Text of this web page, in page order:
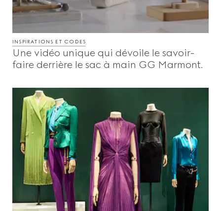
INSPIRATIONS ET CODES
Une vidéo unique qui dévoile le savoir-
faire derrière le sac à main GG Marmont.